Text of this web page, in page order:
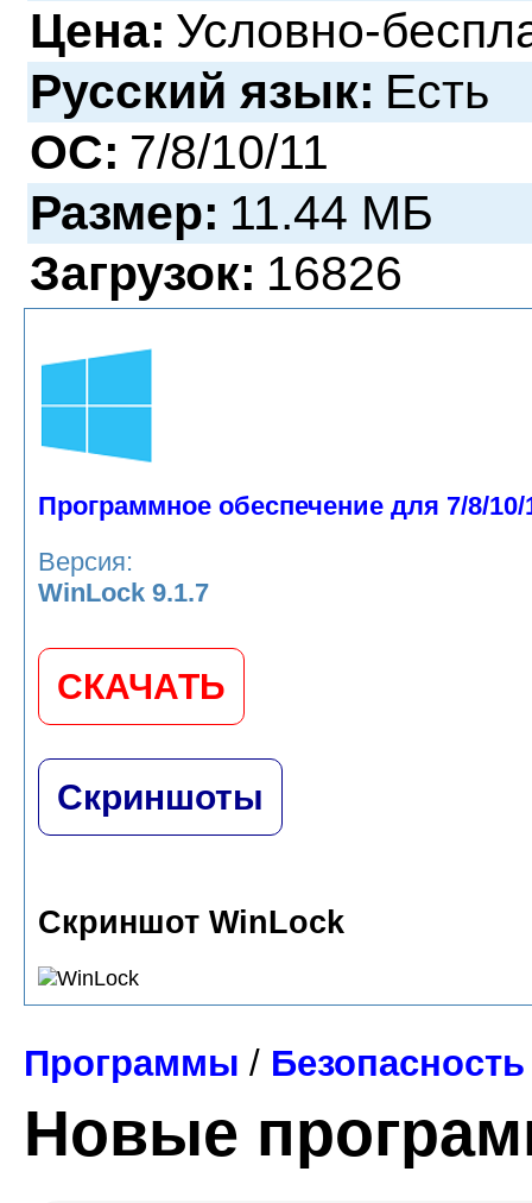
Цена: Условно-
Русский язык: Есть
ОС: 7/8/10/11
Размер: 11.44 МБ
Загрузок: 16826
Программное обеспечение для 7/8/10/
Версия:
WinLock 9.1.7
СКАЧАТЬ
Скриншоты
Скриншот WinLock
Программы / Безопасность
Новые